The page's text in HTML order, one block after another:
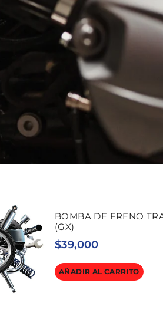
BOMBA DE FRENO
(GX)
$39,000
AÑADIR AL CARRITO